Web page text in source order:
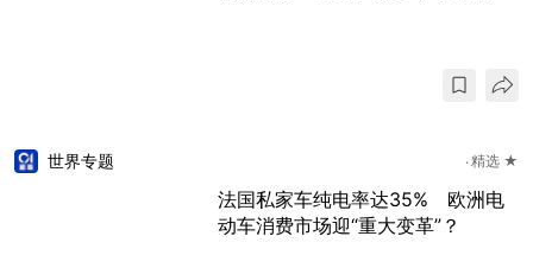
世界专题 精选 ★
法国私家车纯电率达35% 欧洲电
动车消费市场迎“重大变革”？